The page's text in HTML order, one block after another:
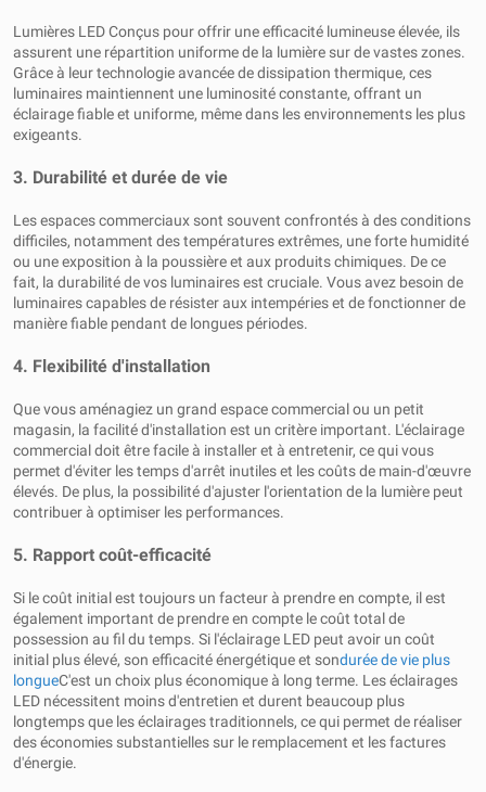
Lumières LED Conçus pour offrir une efficacité lumineuse élevée, ils
assurent une répartition uniforme de la lumière sur de vastes zones.
Grâce à leur technologie avancée de dissipation thermique, ces
luminaires maintiennent une luminosité constante, offrant un
éclairage fiable et uniforme, même dans les environnements les plus
exigeants.
3. Durabilité et durée de vie
Les espaces commerciaux sont souvent confrontés à des conditions
difficiles, notamment des températures extrêmes, une forte humidité
ou une exposition à la poussière et aux produits chimiques. De ce
fait, la durabilité de vos luminaires est cruciale. Vous avez besoin de
luminaires capables de résister aux intempéries et de fonctionner de
manière fiable pendant de longues périodes.
4. Flexibilité d'installation
Que vous aménagiez un grand espace commercial ou un petit
magasin, la facilité d'installation est un critère important. L'éclairage
commercial doit être facile à installer et à entretenir, ce qui vous
permet d'éviter les temps d'arrêt inutiles et les coûts de main-d'œuvre
élevés. De plus, la possibilité d'ajuster l'orientation de la lumière peut
contribuer à optimiser les performances.
5. Rapport coût-efficacité
Si le coût initial est toujours un facteur à prendre en compte, il est
également important de prendre en compte le coût total de
possession au fil du temps. Si l'éclairage LED peut avoir un coût
initial plus élevé, son efficacité énergétique et sondurée de vie plus
longueC'est un choix plus économique à long terme. Les éclairages
LED nécessitent moins d'entretien et durent beaucoup plus
longtemps que les éclairages traditionnels, ce qui permet de réaliser
des économies substantielles sur le remplacement et les factures
d'énergie.